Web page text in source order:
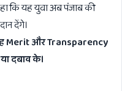
कि यह युवा अब पंजाब की
देंगे।
MeritऔरTransparency
दबाव के।